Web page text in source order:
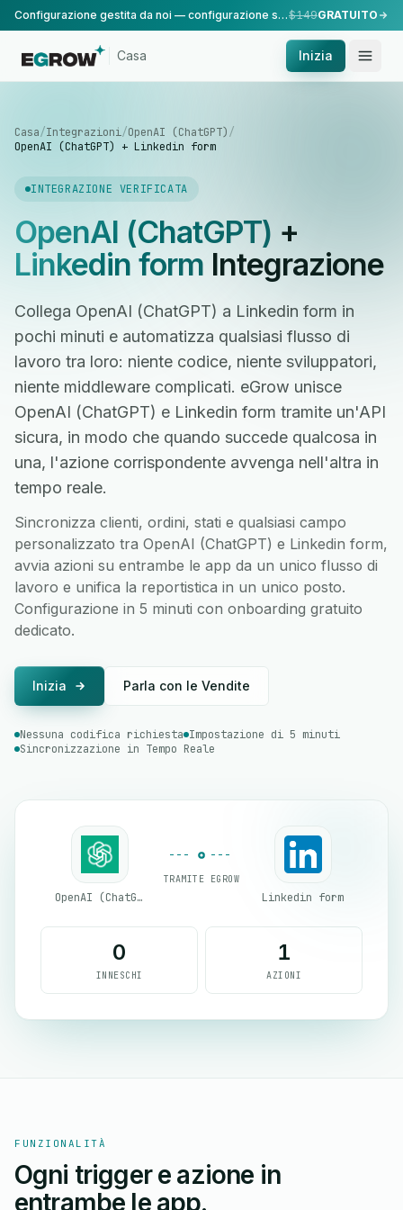
Configurazione gestita da noi — configurazione standard, eseguita dal nostro team.$149GRATUITO
Casa Inizia
Casa/Integrazioni/OpenAI (ChatGPT)/
OpenAI (ChatGPT) + Linkedin form
INTEGRAZIONE VERIFICATA
OpenAI (ChatGPT) +
Linkedin form Integrazione
Collega OpenAI (ChatGPT) a Linkedin form in
pochi minuti e automatizza qualsiasi flusso di
lavoro tra loro: niente codice, niente sviluppatori,
niente middleware complicati. eGrow unisce
OpenAI (ChatGPT) e Linkedin form tramite un'API
sicura, in modo che quando succede qualcosa in
una, l'azione corrispondente avvenga nell'altra in
tempo reale.
Sincronizza clienti, ordini, stati e qualsiasi campo
personalizzato tra OpenAI (ChatGPT) e Linkedin form,
avvia azioni su entrambe le app da un unico flusso di
lavoro e unifica la reportistica in un unico posto.
Configurazione in 5 minuti con onboarding gratuito
dedicato.
Inizia Parla con le Vendite
Nessuna codifica richiesta Impostazione di 5 minuti
Sincronizzazione in Tempo Reale
OpenAI (ChatGPT)
TRAMITE EGROW
Linkedin form
0
INNESCHI
1
AZIONI
FUNZIONALITÀ
Ogni trigger e azione in
entrambe le app.